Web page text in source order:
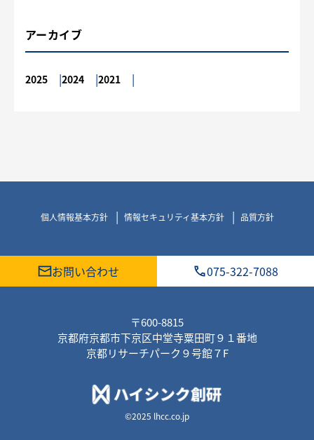
アーカイブ
2025 2024 2021
個人情報基本方針 情報セキュリティ基本方針 品質方針
お問い合わせ 075-322-7088
〒600-8815
京都府京都市下京区中堂寺粟田町９１番地
京都リサーチパーク９号館７F
©2025 lhcc.co.jp